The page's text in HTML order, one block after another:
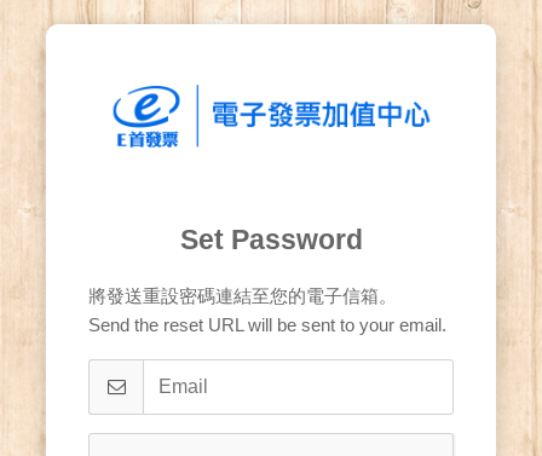
Set Password
將發送重設密碼連結至您的電子信箱。
Send the reset URL will be sent to your email.